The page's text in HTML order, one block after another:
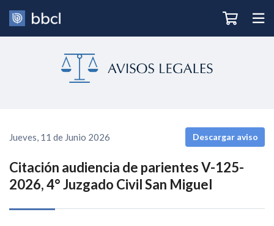
Jueves, 11 de Junio 2026 Descargar aviso
Citación audiencia de parientes V-125-
2026, 4° Juzgado Civil San Miguel